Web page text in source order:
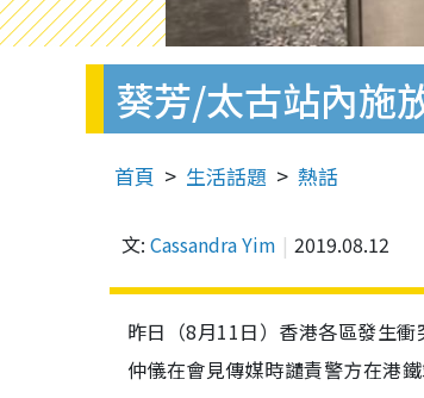
葵芳/太古站內施
首頁 生活話題 熱話
文: Cassandra Yim 2019.08.12
昨日（8月11日）香港各區發生
仲儀在會見傳媒時譴責警方在港